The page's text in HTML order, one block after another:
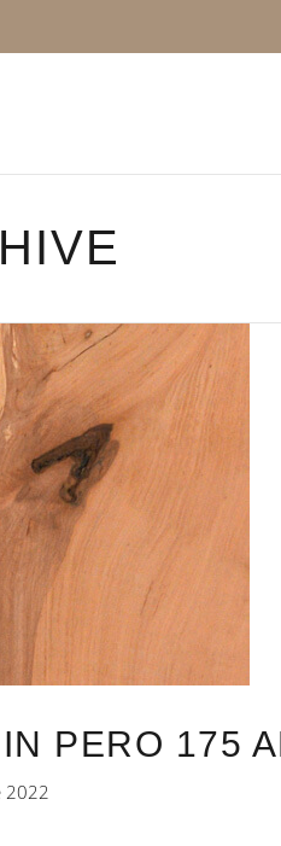
PERO 175
2022